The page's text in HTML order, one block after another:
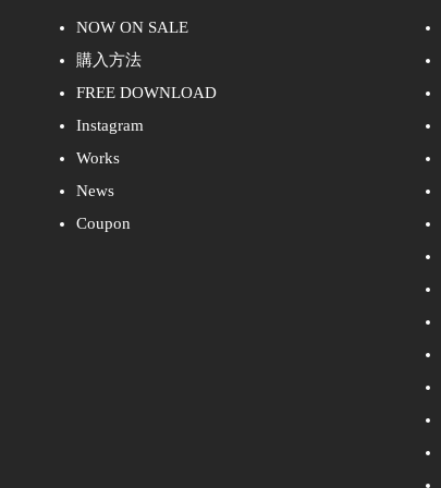
NOW ON SALE
購入方法
FREE DOWNLOAD
Instagram
Works
News
Coupon